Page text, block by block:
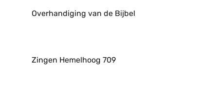
Overhandiging van de Bijbel
Zingen Hemelhoog 709